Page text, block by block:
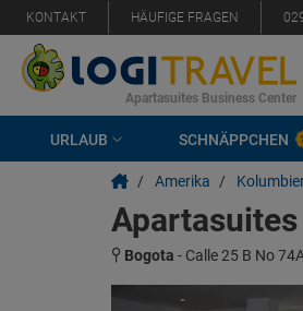
KONTAKT HÄUFIGE FRAGEN
Apartasuites Business Center
URLAUB SCHNÄPPCHEN
/ Amerika /
Bogota - Calle 25 B No